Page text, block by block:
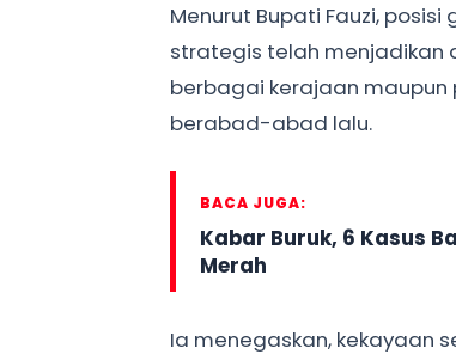
Menurut Bupati Fauzi,
strategis telah menjadikan
berbagai kerajaan maupun
berabad-abad lalu.
BACA JUGA:
Kabar Buruk, 6 Kasus
Merah
Ia menegaskan, kekayaan